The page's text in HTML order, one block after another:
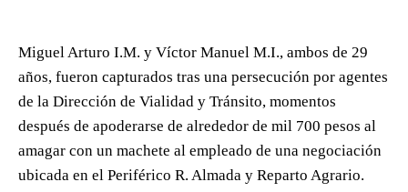
Miguel Arturo I.M. y Víctor Manuel M.I., ambos de 29
años, fueron capturados tras una persecución por agentes
de la Dirección de Vialidad y Tránsito, momentos
después de apoderarse de alrededor de mil 700 pesos al
amagar con un machete al empleado de una negociación
ubicada en el Periférico R. Almada y Reparto Agrario.